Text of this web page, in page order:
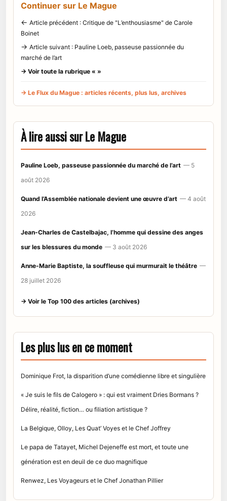
Continuer sur Le Mague
← Article précédent : Critique de "L’enthousiasme" de Carole
Boinet
→ Article suivant : Pauline Loeb, passeuse passionnée du
marché de l’art
→ Voir toute la rubrique « »
→ Le Flux du Mague : articles récents, plus lus, archives
À lire aussi sur Le Mague
Pauline Loeb, passeuse passionnée du marché de l’art — 5
août 2026
Quand l’Assemblée nationale devient une œuvre d’art — 4 août
2026
Jean-Charles de Castelbajac, l’homme qui dessine des anges
sur les blessures du monde — 3 août 2026
Anne-Marie Baptiste, la souffleuse qui murmurait le théâtre —
28 juillet 2026
→ Voir le Top 100 des articles (archives)
Les plus lus en ce moment
Dominique Frot, la disparition d’une comédienne libre et singulière
« Je suis le fils de Calogero » : qui est vraiment Dries Bormans ?
Délire, réalité, fiction… ou filiation artistique ?
La Belgique, Olloy, Les Quat’ Voyes et le Chef Joffrey
Le papa de Tatayet, Michel Dejeneffe est mort, et toute une
génération est en deuil de ce duo magnifique
Renwez, Les Voyageurs et le Chef Jonathan Pillier